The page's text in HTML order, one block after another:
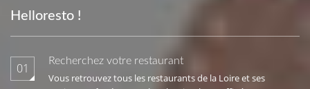
Helloresto !
01 Recherchez votre restaurant
Vous retrouvez tous les restaurants de la Loire et ses